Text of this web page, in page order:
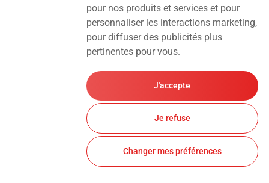
pour nos produits et services et pour
personnaliser les interactions marketing,
pour diffuser des publicités plus
pertinentes pour vous.
J'accepte
Je refuse
Changer mes préférences